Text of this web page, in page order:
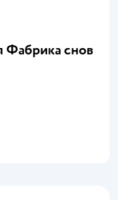
Фабрика снов